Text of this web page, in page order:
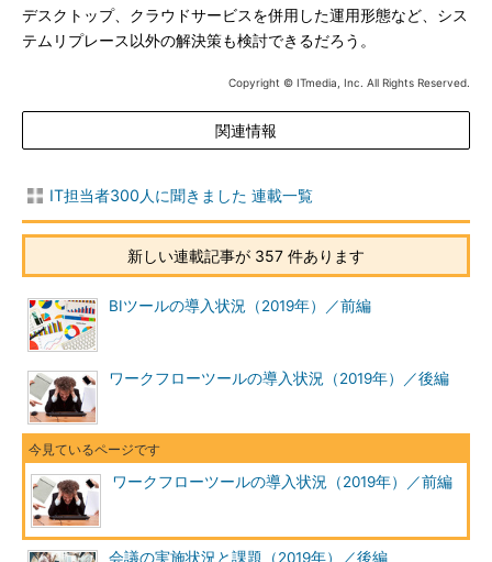
デスクトップ、クラウドサービスを併用した運用形態など、シス
テムリプレース以外の解決策も検討できるだろう。
Copyright © ITmedia, Inc. All Rights Reserved.
関連情報
IT担当者300人に聞きました 連載一覧
新しい連載記事が 357 件あります
BIツールの導入状況（2019年）／前編
ワークフローツールの導入状況（2019年）／後編
ワークフローツールの導入状況（2019年）／前編
会議の実施状況と課題（2019年）／後編